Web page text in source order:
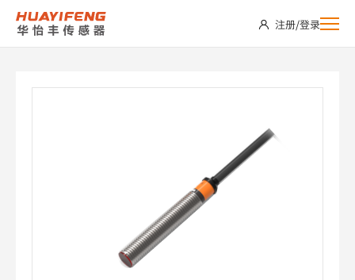
LR08-
D35PO
注册/登录